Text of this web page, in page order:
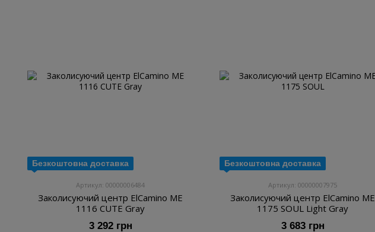
Безкоштовна доставка
Артикул: 00000006484
Заколисуючий центр ElCamino ME
1116 CUTE Gray
3 292 грн
Безкоштовна доставка
Артикул: 00000007975
Заколисуючий центр ElCamino ME
1175 SOUL Light Gray
3 683 грн